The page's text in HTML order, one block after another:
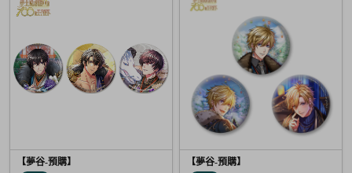
【夢谷-預購】
【夢谷-預購】